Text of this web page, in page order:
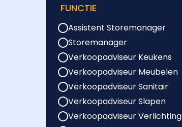
FUNCTIE
Assistent Storemanager
Storemanager
Verkoopadviseur Keukens
Verkoopadviseur Meubelen
Verkoopadviseur Sanitair
Verkoopadviseur Slapen
Verkoopadviseur Verlichting